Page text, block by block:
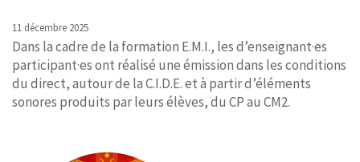
11 décembre 2025
Dans la cadre de la formation E.M.I., les d’enseignant·es
participant·es ont réalisé une émission dans les conditions
du direct, autour de la C.I.D.E. et à partir d’éléments
sonores produits par leurs élèves, du CP au CM2.